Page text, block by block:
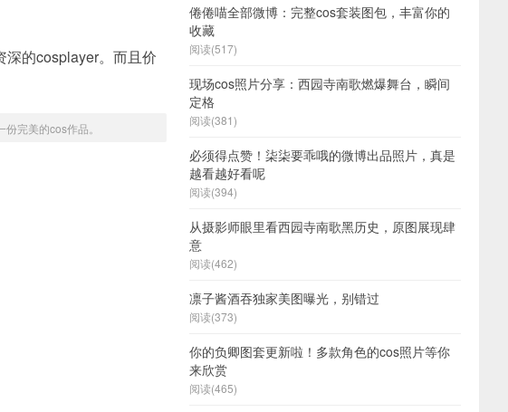
的cosplayer。而且价
完美的cos作品。
倦倦喵全部微博：完整cos套装图包，丰富你的
收藏
阅读(517)
现场cos照片分享：西园寺南歌燃爆舞台，瞬间
定格
阅读(381)
必须得点赞！柒柒要乖哦的微博出品照片，真是
越看越好看呢
阅读(394)
从摄影师眼里看西园寺南歌黑历史，原图展现肆
意
阅读(462)
凛子酱酒吞独家美图曝光，别错过
阅读(373)
你的负卿图套更新啦！多款角色的cos照片等你
来欣赏
阅读(465)